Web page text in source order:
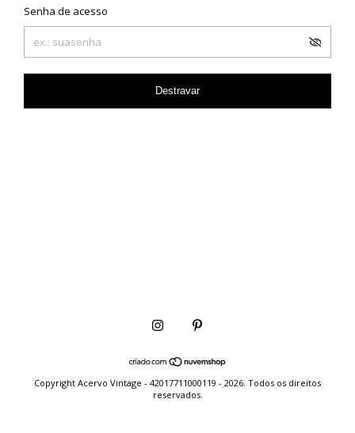
Senha de acesso
Destravar
Copyright Acervo Vintage - 42017711000119 - 2026. Todos os direitos
reservados.